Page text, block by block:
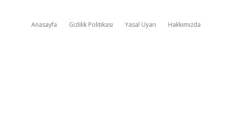
Anasayfa Gizlilik Politikası Yasal Uyarı Hakkımızda